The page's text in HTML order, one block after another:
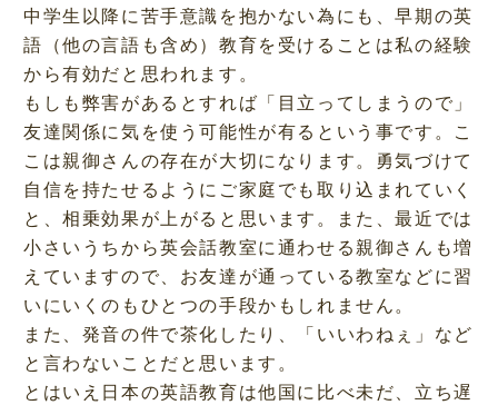
中学生以降に苦手意識を抱かない為にも、早期の英
語（他の言語も含め）教育を受けることは私の経験
から有効だと思われます。
もしも弊害があるとすれば「目立ってしまうので」
友達関係に気を使う可能性が有るという事です。こ
こは親御さんの存在が大切になります。勇気づけて
自信を持たせるようにご家庭でも取り込まれていく
と、相乗効果が上がると思います。また、最近では
小さいうちから英会話教室に通わせる親御さんも増
えていますので、お友達が通っている教室などに習
いにいくのもひとつの手段かもしれません。
また、発音の件で茶化したり、「いいわねぇ」など
と言わないことだと思います。
とはいえ日本の英語教育は他国に比べ未だ、立ち遅